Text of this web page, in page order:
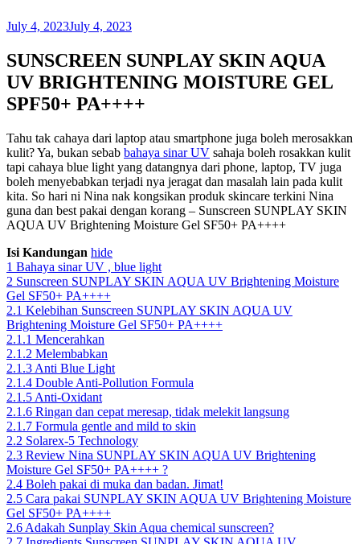
July 4, 2023July 4, 2023
SUNSCREEN SUNPLAY SKIN AQUA
UV BRIGHTENING MOISTURE GEL
SPF50+ PA++++
Tahu tak cahaya dari laptop atau smartphone juga boleh merosakkan
kulit? Ya, bukan sebab bahaya sinar UV sahaja boleh rosakkan kulit
tapi cahaya blue light yang datangnya dari phone, laptop, TV juga
boleh menyebabkan terjadi nya jeragat dan masalah lain pada kulit
kita. So hari ni Nina nak kongsikan produk skincare terkini Nina
guna dan best pakai dengan korang – Sunscreen SUNPLAY SKIN
AQUA UV Brightening Moisture Gel SF50+ PA++++
Isi Kandungan hide
1 Bahaya sinar UV , blue light
2 Sunscreen SUNPLAY SKIN AQUA UV Brightening Moisture
Gel SF50+ PA++++
2.1 Kelebihan Sunscreen SUNPLAY SKIN AQUA UV
Brightening Moisture Gel SF50+ PA++++
2.1.1 Mencerahkan
2.1.2 Melembabkan
2.1.3 Anti Blue Light
2.1.4 Double Anti-Pollution Formula
2.1.5 Anti-Oxidant
2.1.6 Ringan dan cepat meresap, tidak melekit langsung
2.1.7 Formula gentle and mild to skin
2.2 Solarex-5 Technology
2.3 Review Nina SUNPLAY SKIN AQUA UV Brightening
Moisture Gel SF50+ PA++++ ?
2.4 Boleh pakai di muka dan badan. Jimat!
2.5 Cara pakai SUNPLAY SKIN AQUA UV Brightening Moisture
Gel SF50+ PA++++
2.6 Adakah Sunplay Skin Aqua chemical sunscreen?